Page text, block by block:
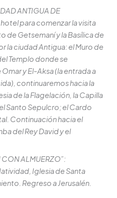
ANTIGUA DE
para comenzar la visita
de Getsemaní y la Basílica de
la ciudad Antigua: el Muro de
Templo donde se
y El-Aksa (la entrada a
continuaremos hacia la
de la Flagelación, la Capilla
Santo Sepulcro; el Cardo
Continuación hacia el
del Rey David y el
ALMUERZO”:
Iglesia de Santa
Regreso a Jerusalén.